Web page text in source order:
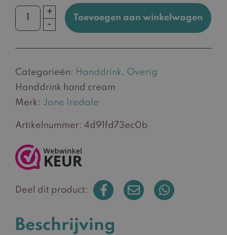
Handdrink
cream
+
-
Toevoegen aan winkelwagen
Artikelnummer: 4d91fd73ec0b
Categorieën: Handdrink, Overig
Handdrink hand cream
Deel dit product:
Merk: Jane Iredale
Beschrijving